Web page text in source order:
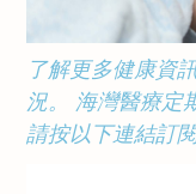
了解更多健康資
況。 海灣醫療定
請按以下連結訂閱